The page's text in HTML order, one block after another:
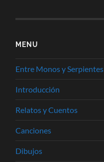
MENU
Entre Monos y Serpientes
Introducción
Relatos y Cuentos
Canciones
Dibujos